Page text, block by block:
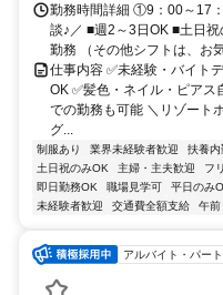
勤務時間詳細 ①9：00～17
談♪／ ■週2～3日OK ■土日
勤務 （その他シフトは、お
仕事内容 ✅未経験・バイト
OK ✅髪色・ネイル・ピアス
での勤務も可能 ＼リゾート
グ...
制服あり 業界未経験者歓迎 扶養内
土日祝のみOK
主婦・主夫歓迎 フ
即日勤務OK
職場見学可 平日のみ
未経験者歓迎
交通費全額支給 午前
アルバイト・パート